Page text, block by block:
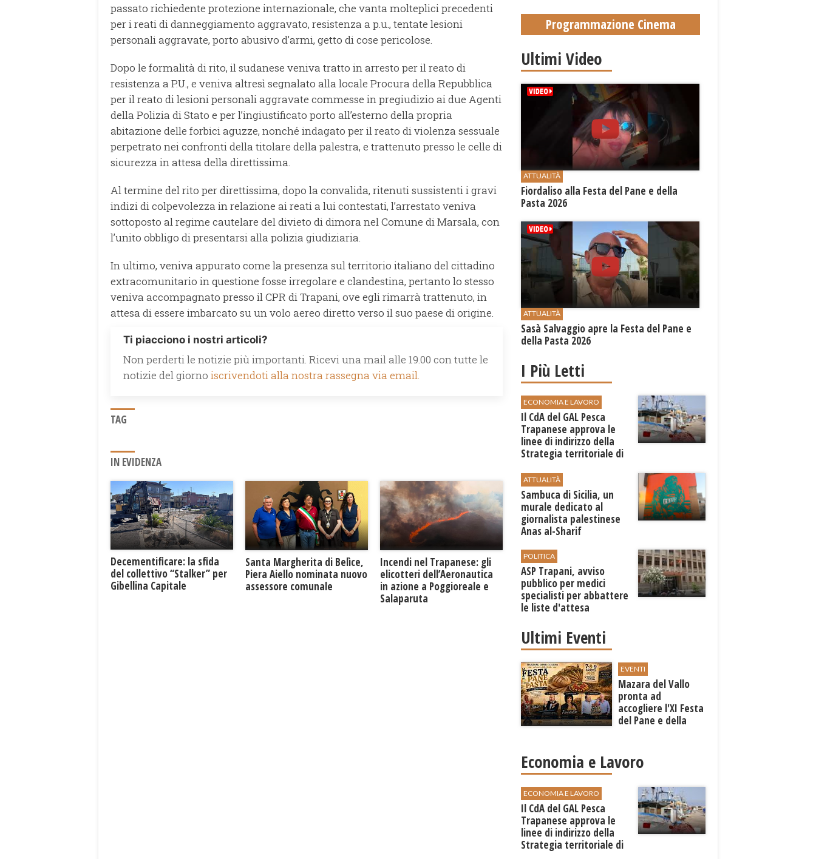
passato richiedente protezione internazionale, che vanta molteplici precedenti
per i reati di danneggiamento aggravato, resistenza a p.u., tentate lesioni
personali aggravate, porto abusivo d’armi, getto di cose pericolose.
Dopo le formalità di rito, il sudanese veniva tratto in arresto per il reato di
resistenza a P.U., e veniva altresì segnalato alla locale Procura della Repubblica
per il reato di lesioni personali aggravate commesse in pregiudizio ai due Agenti
della Polizia di Stato e per l’ingiustificato porto all’esterno della propria
abitazione delle forbici aguzze, nonché indagato per il reato di violenza sessuale
perpetrato nei confronti della titolare della palestra, e trattenuto presso le celle di
sicurezza in attesa della direttissima.
Al termine del rito per direttissima, dopo la convalida, ritenuti sussistenti i gravi
indizi di colpevolezza in relazione ai reati a lui contestati, l’arrestato veniva
sottoposto al regime cautelare del divieto di dimora nel Comune di Marsala, con
l’unito obbligo di presentarsi alla polizia giudiziaria.
In ultimo, veniva appurato come la presenza sul territorio italiano del cittadino
extracomunitario in questione fosse irregolare e clandestina, pertanto lo stesso
veniva accompagnato presso il CPR di Trapani, ove egli rimarrà trattenuto, in
attesa di essere imbarcato su un volo aereo diretto verso il suo paese di origine.
Ti piacciono i nostri articoli?
Non perderti le notizie più importanti. Ricevi una mail alle 19.00 con tutte le
notizie del giorno iscrivendoti alla nostra rassegna via email.
TAG
IN EVIDENZA
Decementificare: la sfida
del collettivo “Stalker” per
Gibellina Capitale
Santa Margherita di Belìce,
Piera Aiello nominata nuovo
assessore comunale
Incendi nel Trapanese: gli
elicotteri dell’Aeronautica
in azione a Poggioreale e
Salaparuta
Programmazione Cinema
Ultimi Video
ATTUALITÀ
Fiordaliso alla Festa del Pane e della
Pasta 2026
ATTUALITÀ
Sasà Salvaggio apre la Festa del Pane e
della Pasta 2026
I Più Letti
ECONOMIA E LAVORO
Il CdA del GAL Pesca
Trapanese approva le
linee di indirizzo della
Strategia territoriale di
ATTUALITÀ
Sambuca di Sicilia, un
murale dedicato al
giornalista palestinese
Anas al-Sharif
POLITICA
ASP Trapani, avviso
pubblico per medici
specialisti per abbattere
le liste d'attesa
Ultimi Eventi
EVENTI
Mazara del Vallo
pronta ad
accogliere l'XI Festa
del Pane e della
Economia e Lavoro
ECONOMIA E LAVORO
Il CdA del GAL Pesca
Trapanese approva le
linee di indirizzo della
Strategia territoriale di